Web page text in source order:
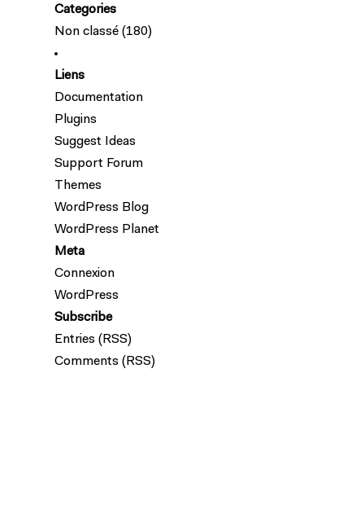
Categories
Non classé (180)
Liens
Documentation
Plugins
Suggest Ideas
Support Forum
Themes
WordPress Blog
WordPress Planet
Meta
Connexion
WordPress
Subscribe
Entries (RSS)
Comments (RSS)